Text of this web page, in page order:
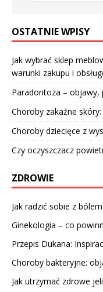
OSTATNIE WPISY
Jak wybrać sklep
warunki zakupu i
Paradontoza – objawy,
Choroby zakaźne
Choroby dziecięce z
Czy oczyszczacz
ZDROWIE
Jak radzić sobie z
Ginekologia – co
Przepis Dukana:
Choroby bakteryjne:
Jak utrzymać zdrowe